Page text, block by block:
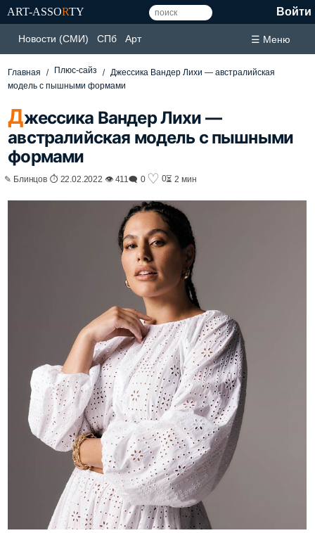
ART-ASSORTY Войти
Новости (СМИ) СПб Арт ☰ Меню
Главная Плюс-сайз
Джессика Вандер Лихи — австралийская
модель с пышными формами
Джессика Вандер Лихи —
австралийская модель с пышными
формами
✎ Блинцов ⏱ 22.02.2022 👁 411🗨 0 ♡ 0⏳ 2 мин